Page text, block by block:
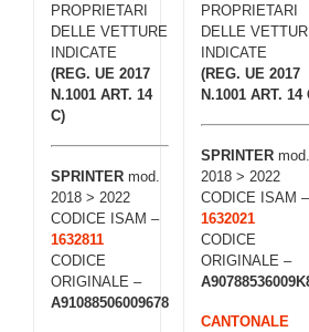
PROPRIETARI
DELLE VETTURE
INDICATE
(REG. UE 2017
N.1001 ART. 14
C)
SPRINTER mod.
2018 > 2022
CODICE ISAM –
1632811
CODICE
ORIGINALE –
A91088506009678
PROPRIETARI
DELLE
INDICATE
(REG. UE 2017
N.1001 ART. 14
SPRINTER mod.
2018 > 2022
CODICE ISAM –
1632021
CODICE
ORIGINALE –
CANTONALE